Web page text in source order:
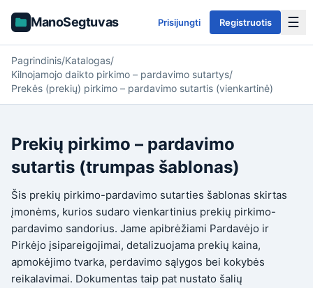
ManoSegtuvas Prisijungti Registruotis ☰
Pagrindinis/Katalogas/
Kilnojamojo daikto pirkimo – pardavimo sutartys/
Prekės (prekių) pirkimo – pardavimo sutartis (vienkartinė)
Prekių pirkimo – pardavimo
sutartis (trumpas šablonas)
Šis prekių pirkimo-pardavimo sutarties šablonas skirtas
įmonėms, kurios sudaro vienkartinius prekių pirkimo-
pardavimo sandorius. Jame apibrėžiami Pardavėjo ir
Pirkėjo įsipareigojimai, detalizuojama prekių kaina,
apmokėjimo tvarka, perdavimo sąlygos bei kokybės
reikalavimai. Dokumentas taip pat nustato šalių